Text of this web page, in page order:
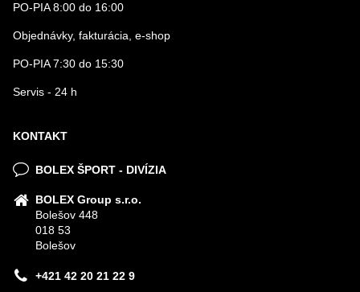
PO-PIA 8:00 do 16:00
Objednávky, fakturácia, e-shop
PO-PIA 7:30 do 15:30
Servis - 24 h
KONTAKT
BOLEX ŠPORT - DIVÍZIA
BOLEX Group s.r.o.
Bolešov 448
018 53
Bolešov
+421 42 20 21 22 9